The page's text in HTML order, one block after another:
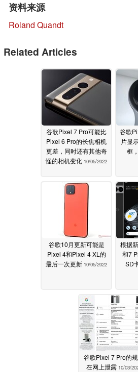
资料来源
Roland Quandt
Related Articles
谷歌Pixel 7 Pro可能比
Pixel 6 Pro的长焦相机
更差，同时还有其他奇
怪的相机变化 10/05/2022
谷歌
片显
框
谷歌10月更新可能是
Pixel 4和Pixel 4 XL的
最后一次更新 10/05/2022
根据
和7
SD
谷歌Pixel 7 Pro的
在网上泄露 10/03/